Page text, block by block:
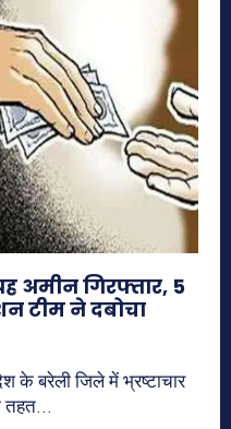
अमीन गिरफ्तार, 5
टीम ने दबोचा
के बरेली जिले में भ्रष्टाचार
तहत...